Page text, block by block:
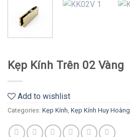
Kẹp Kính Trên 02 Vàng
Add to wishlist
Categories: Kẹp Kính Kẹp Kính Huy Hoàng